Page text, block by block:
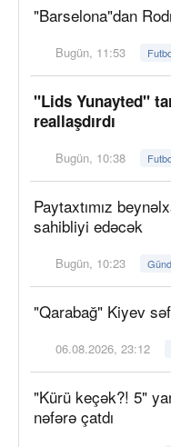
"Barselona"dan
Bugün, 11:53
"Lids Yunayted"
reallaşdırdı
Bugün, 10:38
Paytaxtımız
sahibliyi edəcək
Bugün, 10:23
"Qarabağ" Kiyev
06.08.2026, 23:12
"Kürü keçək?! 5"
nəfərə çatdı